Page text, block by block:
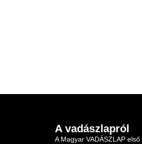
A vadászlapról
A Magyar VADÁSZLAP